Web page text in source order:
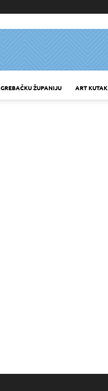
ŽUPANIJU ART KUTAK